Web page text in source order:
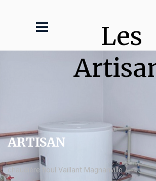
Les
ARTISAN
chaudière fioul Vaillant Magnanville